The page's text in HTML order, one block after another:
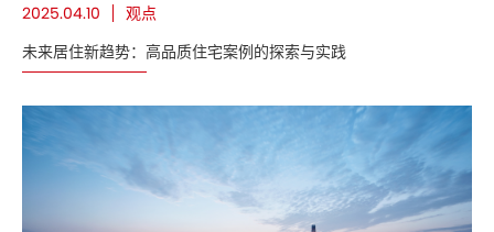
2025.04.10
观点
未来居住新趋势：高品质住宅案例的探索与实践